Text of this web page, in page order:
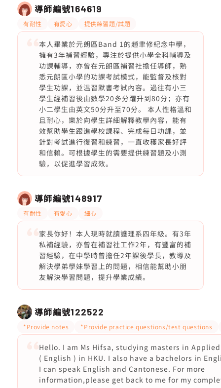
導師編號164619
有耐性 有愛心 提供練習題/試題
本人畢業於元朗區Band 1的趙聿修紀念中學，
擁有3年補習經驗，專注於提供小學全科輔導及
功課輔導，亦曾在元朗區補習社擔任導師，熟
悉元朗區小學的功課考試模式，能監督及核對
學生功課，並温習默書考試內容。過往有小三
學生經補習後由數學20多分躍升到80分；亦有
小二學生由英文50分升至70分。 本人性格溫和
且耐心，樂於向學生詳細解釋教學內容，能有
效幫助學生跟進學校課程、完成每日功課，並
針對考試進行復習和練習，一直收穫家長好評
和信賴。可根據學生的需要提供練習題及小測
驗，以促進學習成效。
導師編號148917
有耐性 有愛心 細心
家長你好！本人現時就讀護理系四年級。有3年
私補經驗，亦曾在補習社工作2年，有豐富的補
習經驗，在中學時曾擔任2年課後學長，教導及
解決學弟學妹學習上的問題，相信能幫助小朋
友解決學習問題，提升學業成績。
導師編號122522
*Provide notes *Provide practice questions/test questions
Hello. I am Ms Hifsa, studying masters in
( English ) in HKU. I also have a bachelors in
I can speak English and Cantonese. For more
information,please get back to me for my